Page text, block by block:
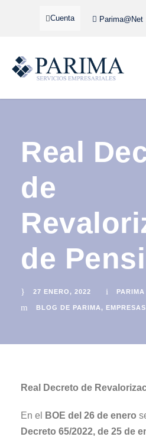
Cuenta Parima@Net
Real
de
de
27 ENERO, 2022
BLOG DE PARIMA , EMPRESAS
Real Decreto de
En el BOE del 26 de enero
Decreto 65/2022, de 25 de